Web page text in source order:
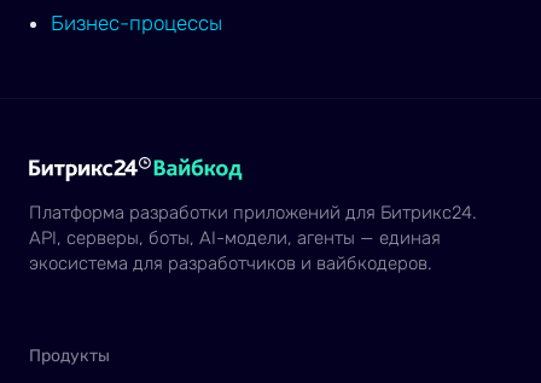
Бизнес-процессы
Платформа разработки приложений для Битрикс24.
API, серверы, боты, AI-модели, агенты — единая
экосистема для разработчиков и вайбкодеров.
Продукты